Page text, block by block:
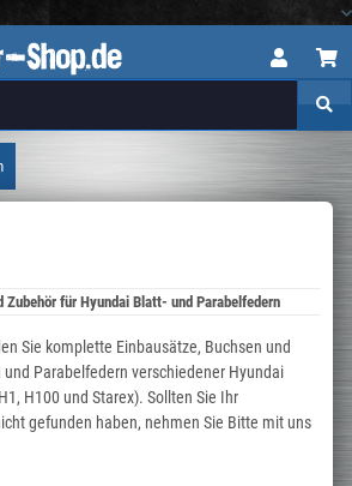
Zubehör für Hyundai Blatt- und Parabelfedern
Sie komplette Einbausätze, Buchsen und
Parabelfedern verschiedener Hyundai
H100 und Starex). Sollten Sie Ihr
gefunden haben, nehmen Sie Bitte mit uns